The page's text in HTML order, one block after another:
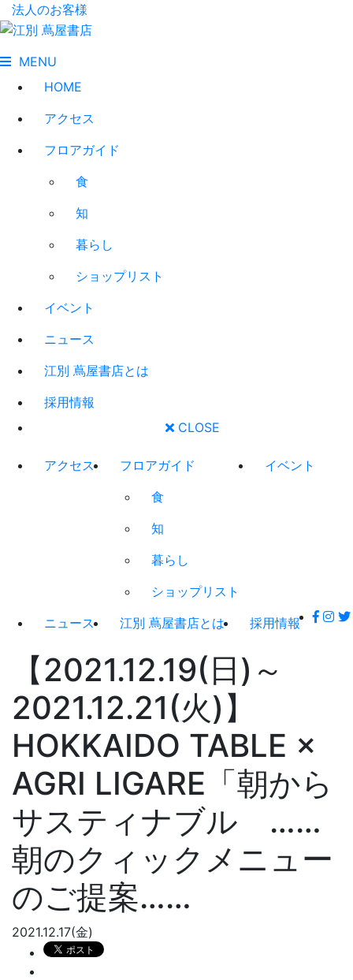
法人のお客様
MENU
HOME
アクセス
フロアガイド
食
知
暮らし
ショップリスト
イベント
ニュース
江別 蔦屋書店とは
採用情報
CLOSE
アクセス
フロアガイド
食
知
暮らし
ショップリスト
イベント
ニュース 江別 蔦屋書店とは 採用情報
【2021.12.19(日)～
2021.12.21(火)】
HOKKAIDO TABLE ×
AGRI LIGARE「朝から
サスティナブル ……
朝のクィックメニュー
のご提案……
2021.12.17(金)